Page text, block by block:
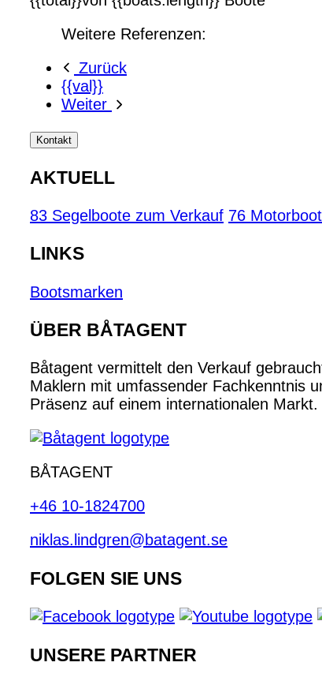
Weitere Referenzen:
Zurück
{{val}}
Weiter
Kontakt
AKTUELL
83 Segelboote zum Verkauf 76
LINKS
Bootsmarken
ÜBER BÅTAGENT
Båtagent vermittelt den Verkauf
Maklern mit umfassender Fachkenntnis
Präsenz auf einem internationalen Markt.
BÅTAGENT
+46 10-1824700
niklas.lindgren@batagent.se
FOLGEN SIE UNS
UNSERE PARTNER